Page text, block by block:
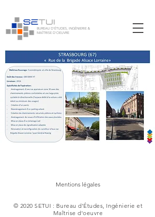
BUREAU D'ÉTUDES, INGÉNIERIE &
MAÎTRISE D'OEUVRE
Mentions légales
© 2020 SETUI : Bureau d'Études, Ingénierie et
Maîtrise d'oeuvre